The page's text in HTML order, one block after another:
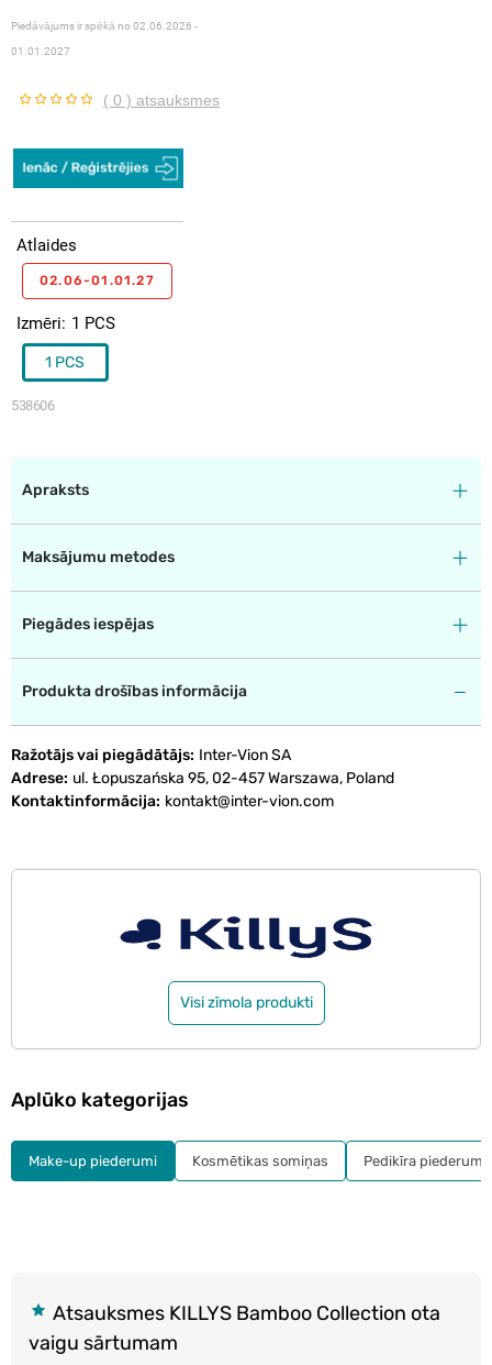
Piedāvājums ir spēkā no 02.06.2026 -
01.01.2027
( 0 ) atsauksmes
538606
Izmēri 1 PCS
1 PCS
Atlaides
02.06-01.01.27
Apraksts
Maksājumu metodes
Piegādes iespējas
Produkta drošības informācija
Ražotājs vai piegādātājs Inter-Vion SA
Adrese ul. Łopuszańska 95, 02-457 Warszawa, Poland
Kontaktinformācija kontakt@inter-vion.com
Visi zīmola produkti
Atsauksmes KILLYS Bamboo Collection ota
vaigu sārtumam
Aplūko kategorijas
Make-up piederumi Kosmētikas somiņas Pedikīra piederumi